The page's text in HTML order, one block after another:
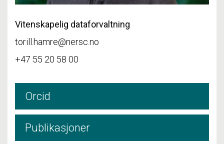
Vitenskapelig dataforvaltning
torill.hamre@nersc.no
+47 55 20 58 00
Orcid
Publikasjoner